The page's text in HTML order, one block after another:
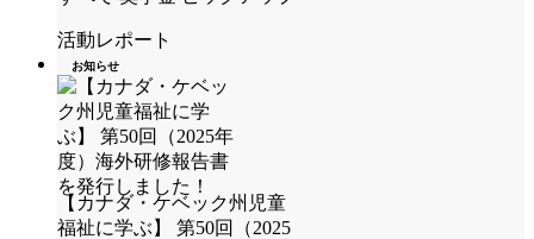
活動レポート
お知らせ
【カナダ・ケベック州児童
福祉に学ぶ】 第50回（2025